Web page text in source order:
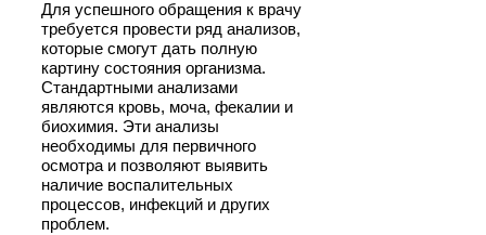
Для успешного обращения к врачу
требуется провести ряд анализов,
которые смогут дать полную
картину состояния организма.
Стандартными анализами
являются кровь, моча, фекалии и
биохимия. Эти анализы
необходимы для первичного
осмотра и позволяют выявить
наличие воспалительных
процессов, инфекций и других
проблем.